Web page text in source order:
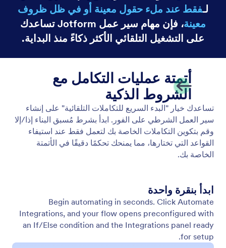
ابدأ من الصفر
البداية. أضف نموذجًا للمشغل، واسحب العناصر، وقم ببناء
مسار العمل خطوة بخطوة، بحيث يتناسب تمامًا مع
احتياجاتك.